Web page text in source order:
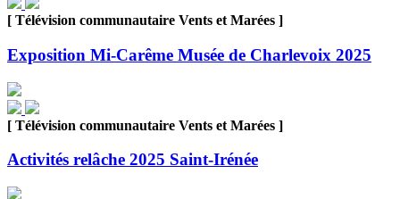
[ Télévision communautaire Vents et Marées ]
Exposition Mi-Carême Musée de Charlevoix 2025
[ Télévision communautaire Vents et Marées ]
Activités relâche 2025 Saint-Irénée